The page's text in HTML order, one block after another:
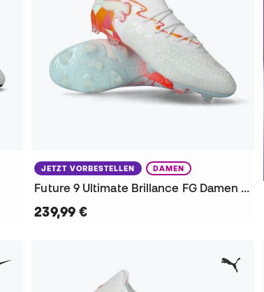
JETZT VORBESTELLEN DAMEN
Future 9 Ultimate Brillance FG Damen Fußballschuhe
239,99 €